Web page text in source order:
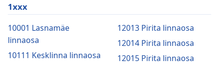
1xxx
10001 Lasnamäe
linnaosa
10111 Kesklinna linnaosa
12013 Pirita linnaosa
12014 Pirita linnaosa
12015 Pirita linnaosa